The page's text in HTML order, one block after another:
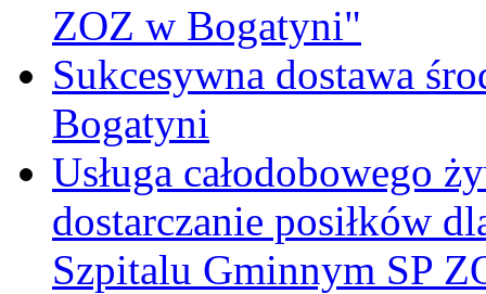
ZOZ w Bogatyni"
Sukcesywna dostawa
Bogatyni
Usługa całodobowego
dostarczanie posiłków
Szpitalu Gminnym SP